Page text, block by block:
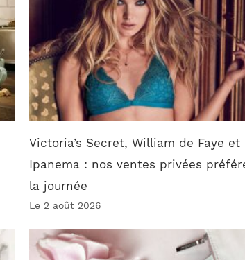
Victoria’s Secret, William de Faye et
Ipanema : nos ventes privées
la journée
Le 2 août 2026